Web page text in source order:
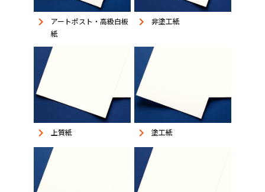
keyboard_arrow_right
アートポスト・高級白板
紙
keyboard_arrow_right 非塗工紙
keyboard_arrow_right 上質紙 keyboard_arrow_right 塗工紙